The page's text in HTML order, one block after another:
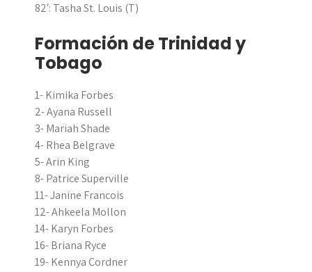
82′: Tasha St. Louis (T)
Formación de Trinidad y
Tobago
1- Kimika Forbes
2- Ayana Russell
3- Mariah Shade
4- Rhea Belgrave
5- Arin King
8- Patrice Superville
11- Janine Francois
12- Ahkeela Mollon
14- Karyn Forbes
16- Briana Ryce
19- Kennya Cordner